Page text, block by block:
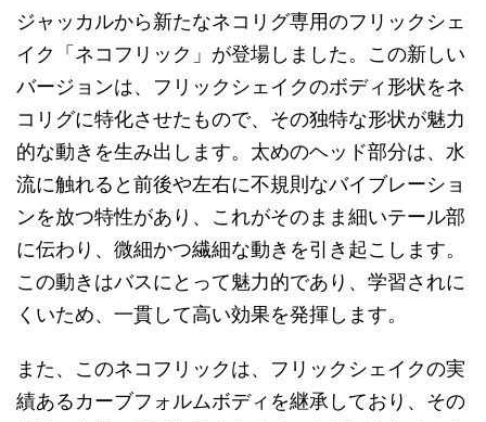
ジャッカルから新たなネコリグ専用のフリックシェ
イク「ネコフリック」が登場しました。この新しい
バージョンは、フリックシェイクのボディ形状をネ
コリグに特化させたもので、その独特な形状が魅力
的な動きを生み出します。太めのヘッド部分は、水
流に触れると前後や左右に不規則なバイブレーショ
ンを放つ特性があり、これがそのまま細いテール部
に伝わり、微細かつ繊細な動きを引き起こします。
この動きはバスにとって魅力的であり、学習されに
くいため、一貫して高い効果を発揮します。
また、このネコフリックは、フリックシェイクの実
績あるカーブフォルムボディを継承しており、その